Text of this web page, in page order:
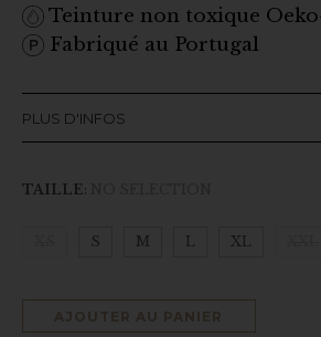
Teinture non toxique
Fabriqué au Portugal
PLUS D'INFOS
TAILLE:
S M L XL
AJOUTER AU PANIER